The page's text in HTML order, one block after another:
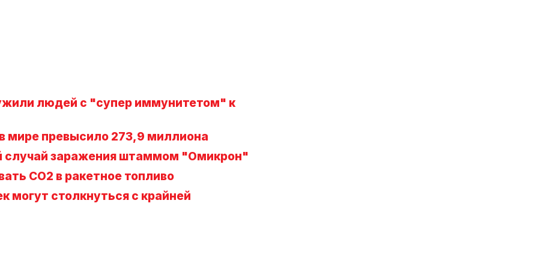
людей с "супер иммунитетом" к
мире превысило 273,9 миллиона
случай заражения штаммом "Омикрон"
CO2 в ракетное топливо
могут столкнуться с крайней